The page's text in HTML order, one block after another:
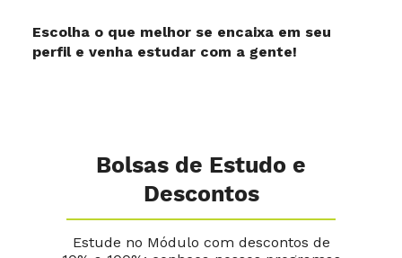
Escolha o que melhor se encaixa em seu
perfil e venha estudar com a gente!
Bolsas de Estudo e
Descontos
Estude no Módulo com descontos de